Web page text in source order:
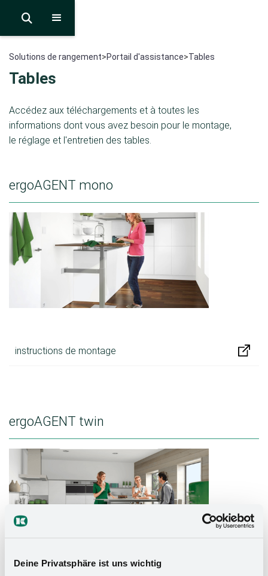
Deine Privatsphäre ist uns wichtig

Solutions de rangement>Portail d'assistance>Tables
Tables
Accédez aux téléchargements et à toutes les
informations dont vous avez besoin pour le montage,
le réglage et l'entretien des tables.
ergoAGENT mono
instructions de montage
ergoAGENT twin